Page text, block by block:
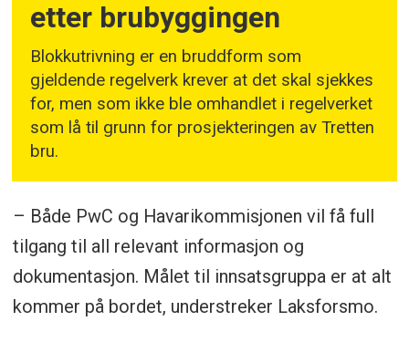
etter brubyggingen
Blokkutrivning er en bruddform som
gjeldende regelverk krever at det skal sjekkes
for, men som ikke ble omhandlet i regelverket
som lå til grunn for prosjekteringen av Tretten
bru.
– Både PwC og Havarikommisjonen vil få full
tilgang til all relevant informasjon og
dokumentasjon. Målet til innsatsgruppa er at alt
kommer på bordet, understreker Laksforsmo.